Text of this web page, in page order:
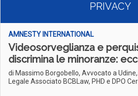
PRIVACY
AMNESTY INTERNATIONAL
Videosorveglianza e
discrimina le minoranze:
di Massimo Borgobello, Avvocato a
Legale Associato BCBLaw, PHD e DPO